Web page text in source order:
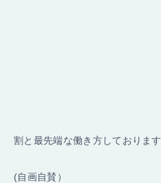
割と最先端な働き方しております
(自画自賛）